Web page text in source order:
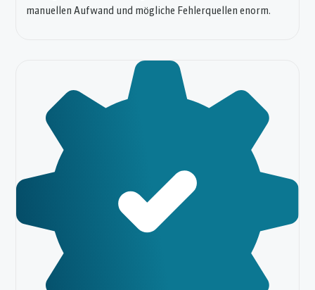
manuellen Aufwand und mögliche Fehlerquellen enorm.